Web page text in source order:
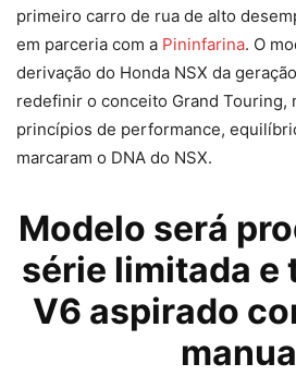
primeiro carro de rua de alto
em parceria com a Pininfarina. O
derivação do Honda NSX da
redefinir o conceito Grand Touring,
princípios de performance,
marcaram o DNA do NSX.
Modelo será
série limitada e
V6 aspirado